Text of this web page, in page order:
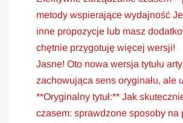
metody wspierające wydajność
inne propozycje lub masz
chętnie przygotuję więcej wersji!
Jasne! Oto nowa wersja tytułu
zachowująca sens oryginału, ale
**Oryginalny tytuł:** Jak
czasem: sprawdzone sposoby na